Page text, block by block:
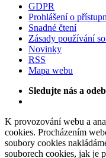
GDPR
Prohlášení o
Snadné čtení
Zásady používání
Novinky
RSS
Mapa webu
Sledujte nás a
K provozování webu a
cookies. Procházením
soubory cookies
souborech cookies, jak je